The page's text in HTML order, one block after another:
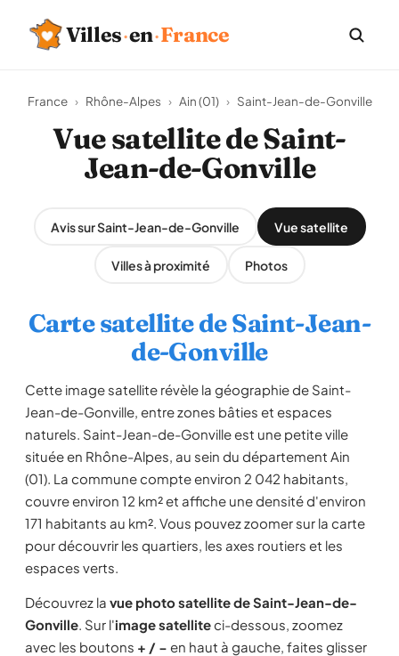
Villes·en·France
France › Rhône-Alpes › Ain (01) › Saint-Jean-de-Gonville
Vue satellite de Saint-
Jean-de-Gonville
Avis sur Saint-Jean-de-Gonville Vue satellite
Villes à proximité Photos
Carte satellite de Saint-Jean-
de-Gonville
Cette image satellite révèle la géographie de Saint-
Jean-de-Gonville, entre zones bâties et espaces
naturels. Saint-Jean-de-Gonville est une petite ville
située en Rhône-Alpes, au sein du département Ain
(01). La commune compte environ 2 042 habitants,
couvre environ 12 km² et affiche une densité d'environ
171 habitants au km². Vous pouvez zoomer sur la carte
pour découvrir les quartiers, les axes routiers et les
espaces verts.
Découvrez la vue photo satellite de Saint-Jean-de-
Gonville. Sur l'image satelliteci-dessous, zoomez
avec les boutons + / − en haut à gauche, faites glisser